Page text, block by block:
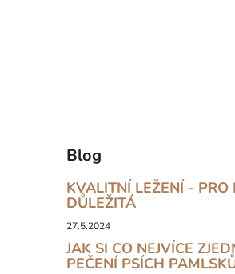
Blog
KVALITNÍ LEŽENÍ - PRO
DŮLEŽITÁ
27.5.2024
JAK SI CO NEJVÍCE
PEČENÍ PSÍCH